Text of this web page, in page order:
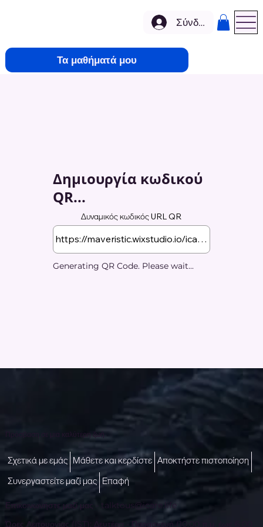
Τα μαθήματά μου
Σύνδεση
Δημιουργία κωδικού
QR...
Δυναμικός κωδικός URL QR
Generating QR Code. Please wait...
Πρόσβαση σε μια καλύτερη ζωή
Επικοινωνήστε μαζί μας - talktous@icare.life
Σχετικά με εμάς Μάθετε και κερδίστε Αποκτήστε πιστοποίηση
Συνεργαστείτε μαζί μας Επαφή
Ώρες Λειτουργίας (IST): Δευτέρα - Παρασκευή (10:00 π.μ. έως 6:00